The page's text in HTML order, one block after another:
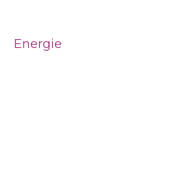
Energie